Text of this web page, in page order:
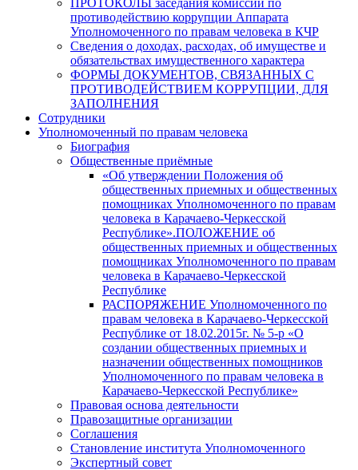
противодействию коррупции Аппарата
Уполномоченного по правам человека в КЧР
Сведения о доходах, расходах, об имуществе и
обязательствах имущественного характера
ФОРМЫ ДОКУМЕНТОВ, СВЯЗАННЫХ С
ПРОТИВОДЕЙСТВИЕМ КОРРУПЦИИ, ДЛЯ
ЗАПОЛНЕНИЯ
Сотрудники
Уполномоченный по правам человека
Биография
Общественные приёмные
«Об утверждении Положения об
общественных приемных и общественных
помощниках Уполномоченного по правам
человека в Карачаево-Черкесской
Республике».ПОЛОЖЕНИЕ об
общественных приемных и общественных
помощниках Уполномоченного по правам
человека в Карачаево-Черкесской
Республике
РАСПОРЯЖЕНИЕ Уполномоченного по
правам человека в Карачаево-Черкесской
Республике от 18.02.2015г. № 5-р «О
создании общественных приемных и
назначении общественных помощников
Уполномоченного по правам человека в
Карачаево-Черкесской Республике»
Правовая основа деятельности
Правозащитные организации
Соглашения
Становление института Уполномоченного
Экспертный совет